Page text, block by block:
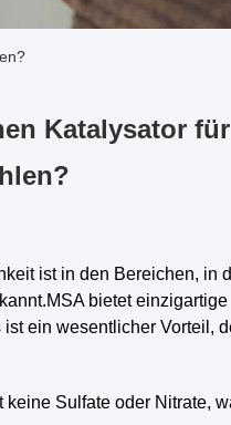
Katalysator
ist in den Bereichen, in
bietet einzigartige
ein wesentlicher Vorteil,
Sulfate oder Nitrate,